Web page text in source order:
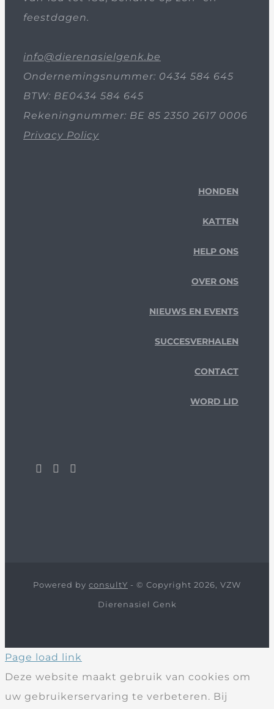
feestdagen.
info@dierenasielgenk.be
Ondernemingsnummer: 0434 584 645
BTW: BE0434 584 645
Rekeningnummer: BE 85 2350 2617 0006
Privacy Policy
HONDEN
KATTEN
HELP ONS
OVER ONS
NIEUWS EN EVENTS
SUCCESVERHALEN
CONTACT
WORD LID
Powered by consultY - © Copyright 2026, VZW
Dierenasiel Genk
Page load link
Deze website maakt gebruik van cookies om
uw gebruikerservaring te verbeteren. Bij